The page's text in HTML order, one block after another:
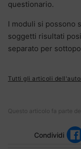
questionario.
I moduli si possono
soggetti risultati
separato per
Tutti gli articoli
Questo articolo fa parte
Condividi